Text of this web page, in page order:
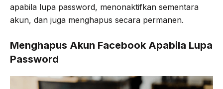
apabila lupa password, menonaktifkan sementara
akun, dan juga menghapus secara permanen.
Menghapus Akun Facebook Apabila Lupa
Password